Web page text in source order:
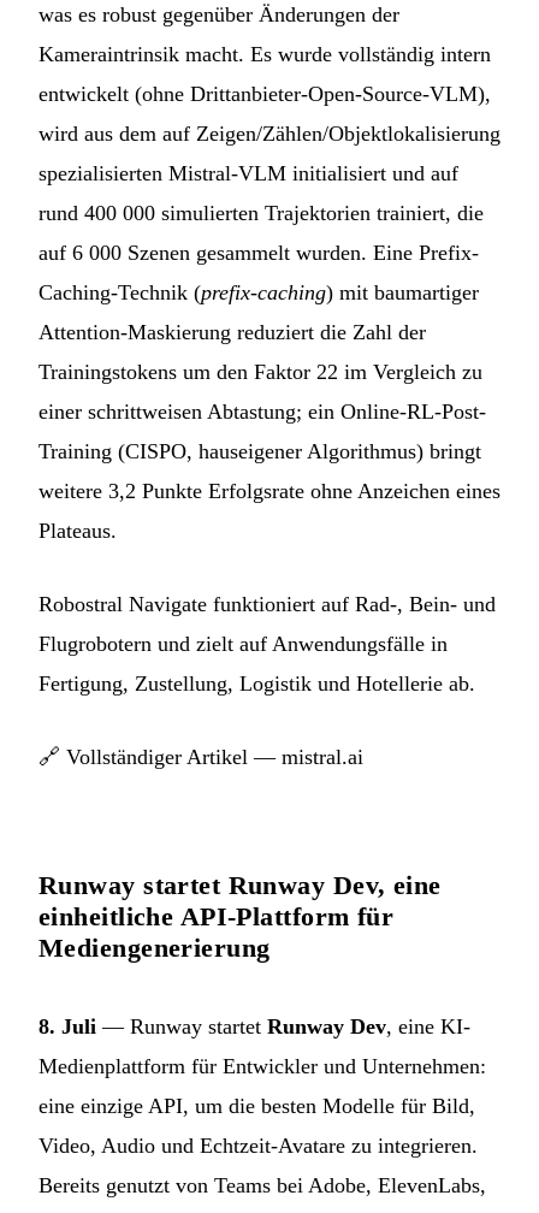
was es robust gegenüber Änderungen der
Kameraintrinsik macht. Es wurde vollständig intern
entwickelt (ohne Drittanbieter-Open-Source-VLM),
wird aus dem auf Zeigen/Zählen/Objektlokalisierung
spezialisierten Mistral-VLM initialisiert und auf
rund 400 000 simulierten Trajektorien trainiert, die
auf 6 000 Szenen gesammelt wurden. Eine Prefix-
Caching-Technik (prefix-caching) mit baumartiger
Attention-Maskierung reduziert die Zahl der
Trainingstokens um den Faktor 22 im Vergleich zu
einer schrittweisen Abtastung; ein Online-RL-Post-
Training (CISPO, hauseigener Algorithmus) bringt
weitere 3,2 Punkte Erfolgsrate ohne Anzeichen eines
Plateaus.
Robostral Navigate funktioniert auf Rad-, Bein- und
Flugrobotern und zielt auf Anwendungsfälle in
Fertigung, Zustellung, Logistik und Hotellerie ab.
🔗 Vollständiger Artikel — mistral.ai
Runway startet Runway Dev, eine
einheitliche API-Plattform für
Mediengenerierung
8. Juli — Runway startet Runway Dev, eine KI-
Medienplattform für Entwickler und Unternehmen:
eine einzige API, um die besten Modelle für Bild,
Video, Audio und Echtzeit-Avatare zu integrieren.
Bereits genutzt von Teams bei Adobe, ElevenLabs,